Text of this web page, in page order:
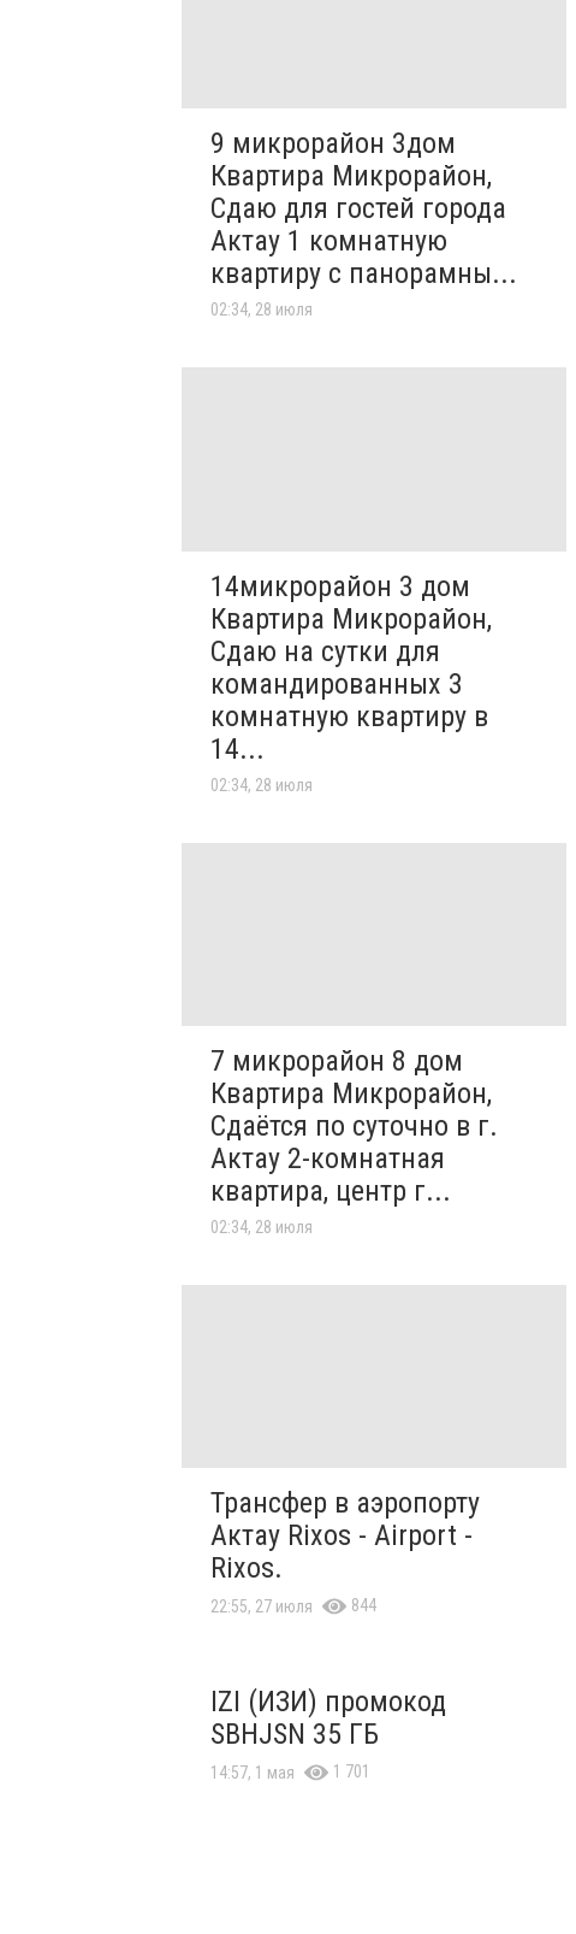
9 микрорайон 3дом
Квартира Микрорайон,
Сдаю для гостей города
Актау 1 комнатную
квартиру с панорамны...
02:34, 28 июля
14микрорайон 3 дом
Квартира Микрорайон,
Сдаю на сутки для
командированных 3
комнатную квартиру в
14...
02:34, 28 июля
7 микрорайон 8 дом
Квартира Микрорайон,
Сдаётся по суточно в г.
Актау 2-комнатная
квартира, центр г...
02:34, 28 июля
Трансфер в аэропорту
Актау Rixos - Airport -
Rixos.
22:55, 27 июля 844
IZI (ИЗИ) промокод
SBHJSN 35 ГБ
14:57, 1 мая 1 701